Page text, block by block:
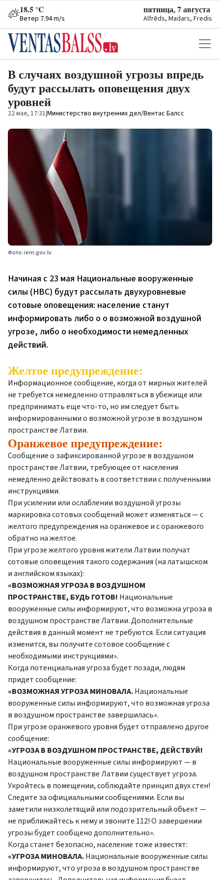
18.5 °C
Ветер 7.94 m/s
пятница, 7 августа
Alfrēds, Madars, Fredis
В случаях воздушной угрозы впредь
будут рассылать оповещения двух
уровней
22 мая, 17:31|Министерство внутренних дел/Вентас Балсс
Фото: iem.gov.lv
Начиная с 23 мая Национальные вооруженные
силы (НВС) будут рассылать двухуровневые
сотовые оповещения: население станут
информировать либо о о возможной воздушной
угрозе, либо о необходимости немедленных
действий.
Желтое предупреждение:
Информационное сообщение, когда от мирных жителей
не требуется немедленно отправляться в убежище или
предпринимать еще что-то, но им следует быть
информированными о возможной угрозе в воздушном
пространстве Латвии.
Оранжевое предупреждение:
Сообщение о зафиксированной угрозе в воздушном
пространстве Латвии, требующее от населения
немедленно действовать в соответствии с полученными
инструкциями.
При усилении или ослаблении воздушной угрозы
маркировка сотовых сообщений может изменяться — с
желтого предупреждения на оранжевое и с оранжевого
обратно на желтое.
При угрозе желтого уровня жители Латвии получат
сотовые оповещения такого содержания (на латышском
и английском языках):
«ВОЗМОЖНАЯ УГРОЗА В ВОЗДУШНОМ
ПРОСТРАНСТВЕ, БУДЬ ГОТОВ! Национальные
вооруженные силы информируют, что возможна угроза в
воздушном пространстве Латвии. Дополнительные
действия в данный момент не требуются. Если ситуация
изменится, вы получите сотовое сообщение с
необходимыми инструкциями».
Когда потенциальная угроза будет позади, людям
придет сообщение:
«ВОЗМОЖНАЯ УГРОЗА МИНОВАЛА.Национальные
вооруженные силы информируют, что возможная угроза
в воздушном пространстве завершилась».
При угрозе оранжевого уровня будет отправлено другое
сообщение:
«УГРОЗА В ВОЗДУШНОМ ПРОСТРАНСТВЕ, ДЕЙСТВУЙ!
Национальные вооруженные силы информируют — в
воздушном пространстве Латвии существует угроза.
Укройтесь в помещении, соблюдайте принцип двух стен!
Следите за официальными сообщениями. Если вы
заметили низколетящий или подозрительный объект —
не приближайтесь к нему и звоните 112! О завершении
угрозы будет сообщено дополнительно».
Когда станет безопасно, население тоже известят:
«УГРОЗА МИНОВАЛА.Национальные вооруженные силы
информируют, что угроза в воздушном пространстве